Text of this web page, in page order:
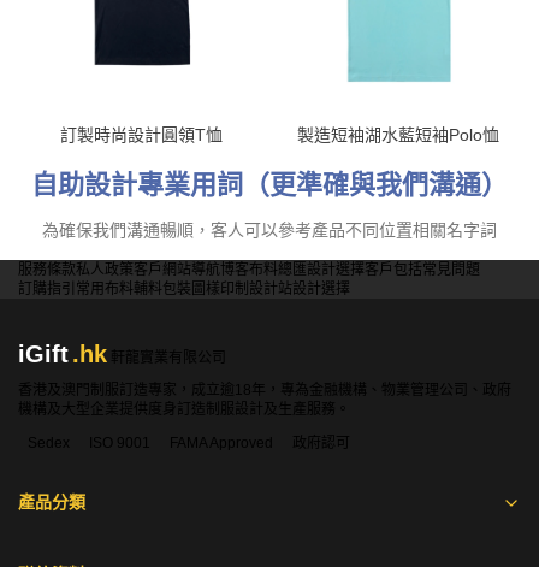
訂製時尚設計圓領T恤 製造短袖湖水藍短袖Polo恤
自助設計專業用詞（更準確與我們溝通）
為確保我們溝通暢順，客人可以參考產品不同位置相關名字詞
服務條款私人政策客戶 網站導航博客布料總匯設計選擇客戶包括常見問題
訂購指引 常用布料輔料包裝 圖樣印制 設計站設計選擇
iGift.hk
軒龍實業有限公司
香港及澳門制服訂造專家，成立逾18年，專為金融機構、物業管理公司、政府
機構及大型企業提供度身訂造制服設計及生產服務。
Sedex
ISO 9001 FAMA Approved 政府認可
產品分類